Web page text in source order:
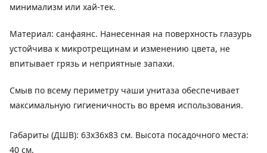
минимализм или хай-тек.
Материал: санфаянс. Нанесенная на поверхность глазурь
устойчива к микротрещинам и изменению цвета, не
впитывает грязь и неприятные запахи.
Смыв по всему периметру чаши унитаза обеспечивает
максимальную гигиеничность во время использования.
Габариты (ДШВ): 63x36x83 см. Высота посадочного места:
40 см.